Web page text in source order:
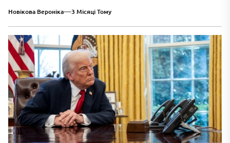
Новікова Вероніка 3 Місяці Тому